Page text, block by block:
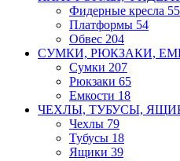
Фидерные кресла 55
Платформы 54
Обвес 204
СУМКИ, РЮКЗАКИ,
Сумки 207
Рюкзаки 65
Емкости 18
ЧЕХЛЫ, ТУБУСЫ,
Чехлы 79
Тубусы 18
Ящики 39